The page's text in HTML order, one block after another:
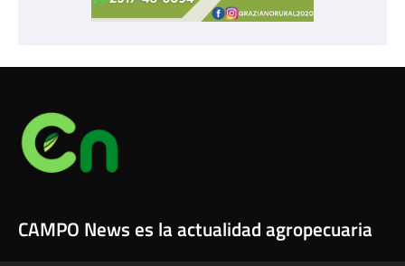
CAMPO News es la actualidad agropecuaria